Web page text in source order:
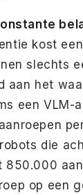
kost
slechts
aan het
een VLM-
die
850.000
op een